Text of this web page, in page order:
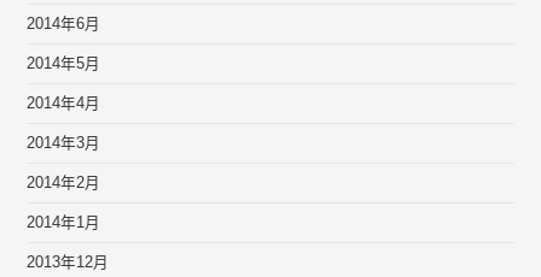
2014年6月
2014年5月
2014年4月
2014年3月
2014年2月
2014年1月
2013年12月